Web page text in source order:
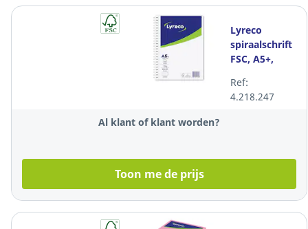
Lyreco
spiraalschrift
FSC, A5+,
vellen
Ref:
4.218.247
Al klant of klant worden?
Toon me de prijs